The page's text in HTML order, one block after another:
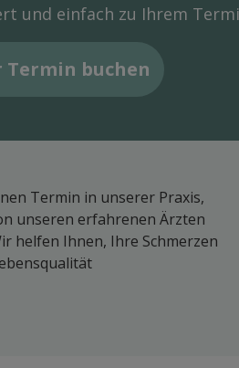
und einfach zu Ihrem
Termin buchen
Termin in unserer Praxis,
unseren erfahrenen Ärzten
helfen Ihnen, Ihre Schmerzen